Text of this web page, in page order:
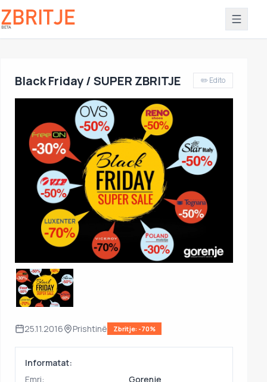
Black Friday / SUPER ZBRITJE ✏️ Edito
25.11.2016 Prishtinë Zbritje: -70%
Informatat:
Emri:
Gorenje